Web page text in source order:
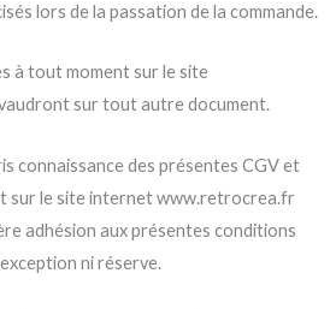
lors de la passation de la commande.
à tout moment sur le site
sur tout autre document.
connaissance des présentes CGV et
sur le site internet www.retrocrea.fr
adhésion aux présentes conditions
ni réserve.